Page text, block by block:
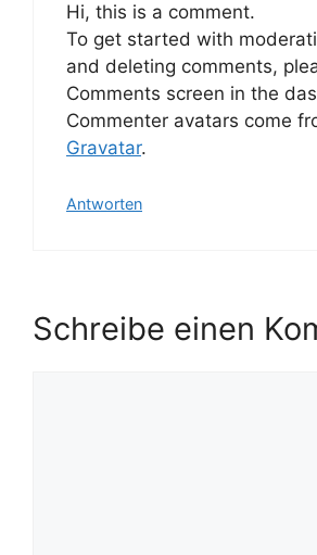
Hi, this is a comment.
To get started with
and deleting comments,
Comments screen in the
Commenter avatars come
Gravatar.
Antworten
Schreibe einen